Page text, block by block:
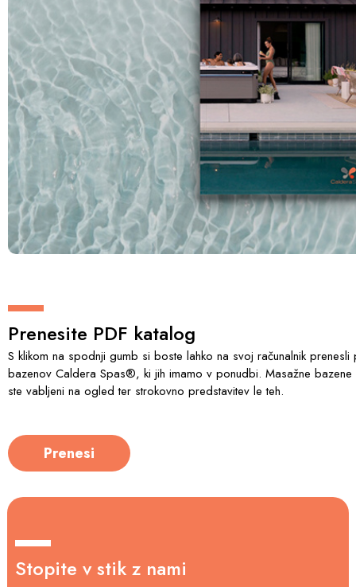
Prenesite PDF katalog
S klikom na spodnji gumb si boste lahko na svoj računalnik
bazenov Caldera Spas®, ki jih imamo v ponudbi. Masažne
ste vabljeni na ogled ter strokovno predstavitev le teh.
Prenesi
Stopite v stik z nami